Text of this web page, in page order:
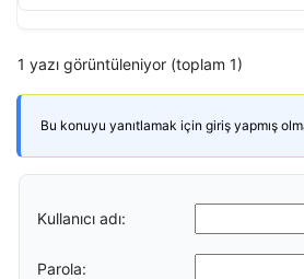
1 yazı görüntüleniyor (toplam 1)
Bu konuyu yanıtlamak için giriş yapmış
Kullanıcı adı:
Parola: